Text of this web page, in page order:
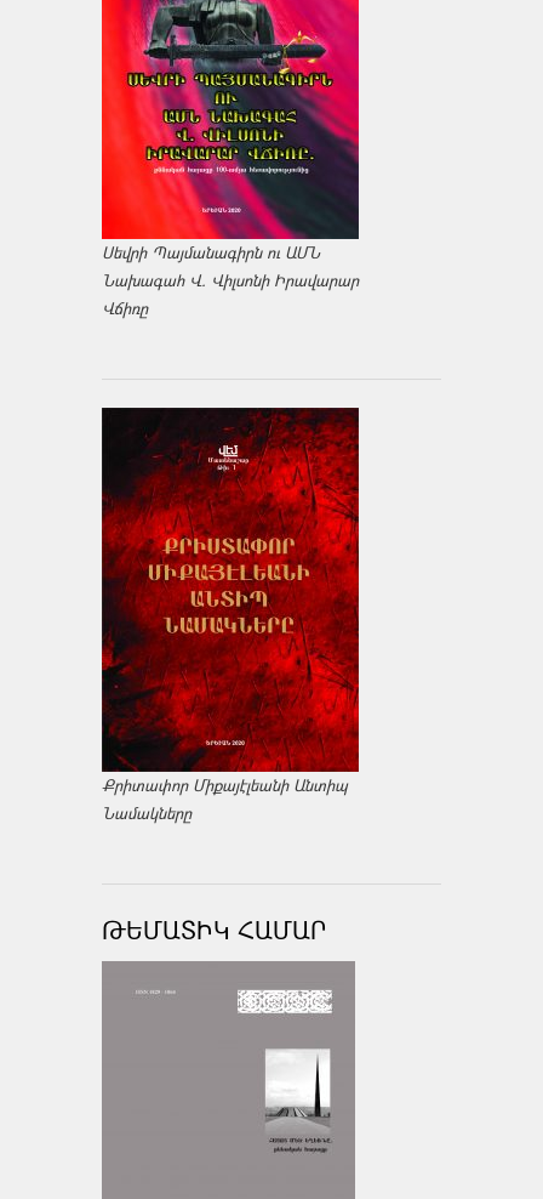
Սեվրի Պայմանագիրն ու ԱՄՆ
Նախագահ Վ. Վիլսոնի Իրավարար
Վճիռը
Քրիտափոր Միքայէլեանի Անտիպ
Նամակները
ԹԵՄԱՏԻԿ ՀԱՄԱՐ